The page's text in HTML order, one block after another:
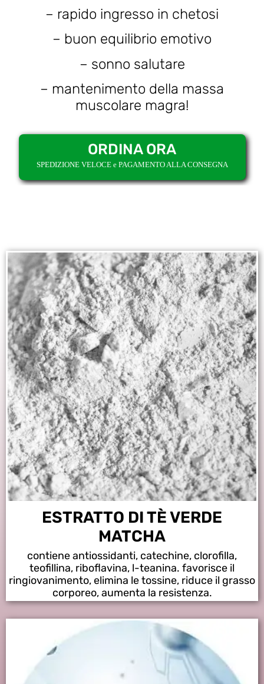
– rapido ingresso in chetosi
– buon equilibrio emotivo
– sonno salutare
– mantenimento della massa
muscolare magra!
ORDINA ORA
SPEDIZIONE VELOCE e PAGAMENTO ALLA CONSEGNA
ESTRATTO DI TÈ VERDE
MATCHA
contiene antiossidanti, catechine, clorofilla,
teofillina, riboflavina, l-teanina. favorisce il
ringiovanimento, elimina le tossine, riduce il grasso
corporeo, aumenta la resistenza.